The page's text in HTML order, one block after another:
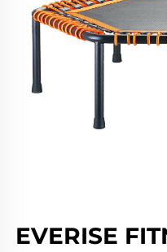
EVERISE